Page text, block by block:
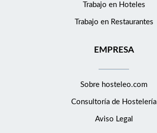
Trabajo en Hoteles
Trabajo en Restaurantes
EMPRESA
Sobre hosteleo.com
Consultoría de Hostelería
Aviso Legal